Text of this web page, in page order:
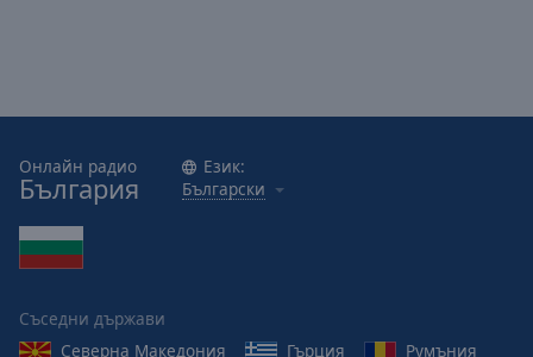
Font
Family
Close
Modal
Онлайн радио
България
Език:
Български
Съседни държави
Северна Македония
Гърция
Румъния